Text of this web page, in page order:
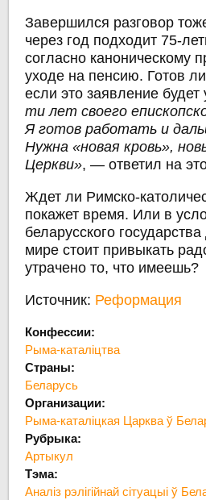
Завершился разговор
через год подходит 75-
согласно каноническому
уходе на пенсию. Готов
если это заявление
ти лет своего
Я готов работать и
Нужна «новая кровь»,
Церкви», — ответил на
Ждет ли Римско-
покажет время. Или в
беларусского
мире стоит привыкать
утрачено то, что имеешь?
Источник: Реформация
Конфессии:
Рыма-каталіцтва
Страны:
Беларусь
Организации:
Рыма-каталіцкая Царква ў
Рубрыка:
Артыкул
Тэма:
Аналіз рэлігійнай сітуацыі ў